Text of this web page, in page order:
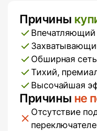
Плюсы и минусы
Причины
Впечатляющий
Обширная
Тихий,
Высочайшая
Причины не
Отсутствие